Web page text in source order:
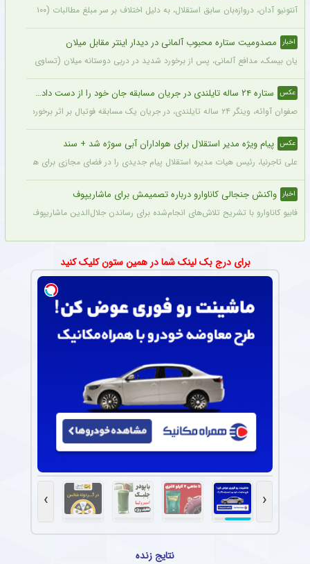
آنتونیو آدان، دروازه‌بان سابق استقلال، به دلیل اختلاف بر سر مبلغ مطالبات (۱۰۰ تا ۲۰۰ هزار یورو) قصد شکایت از باشگاه را دارد.
اخبار مصدومیت ستاره محبوب آلمانی در دیدار اینتر مقابل میلان
یان بیسک، مدافع آلمانی، پس از برخورد شدید در دربی دوستانه میلان (تساوی ۱-۱) از ناحیه پشت سر آسیب دید.
عکس ستاره ۲۴ ساله تایلندی در جریان مسابقه جان خود را از دست داد + عکس
صفوان آوائه، وینگر ۲۴ ساله تایلندی، در جریان یک مسابقه فوتبال بر اثر برخورد صاعقه جان خود را از دست داد.
عکس پیام ویژه مدیر استقلال برای هواداران آبی سوژه شد + سند
علی تاجرنیا، رئیس هیات مدیره استقلال پیام جدیدی را در فضای مجازی برای هواداران
اخبار واکنش جنجالی کاناوارو درباره تصمیمش برای ماشاریپوف
فابیو کاناوارو با تشریح تلاش‌های انجام‌شده برای رساندن جلال‌الدین ماشاریپوف به
برای درج بک لینک شما در همین ستون کلیک کنید
‹
›
نتایج زنده